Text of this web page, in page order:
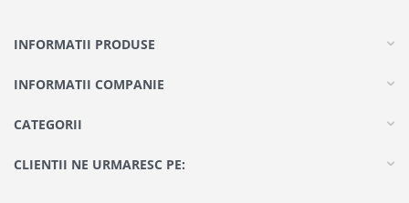
INFORMATII PRODUSE
INFORMATII COMPANIE
CATEGORII
CLIENTII NE URMARESC PE: